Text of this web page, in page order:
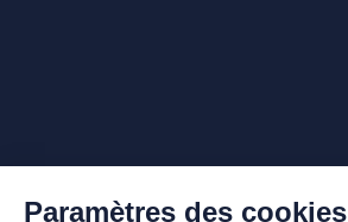
Paramètres des cookies